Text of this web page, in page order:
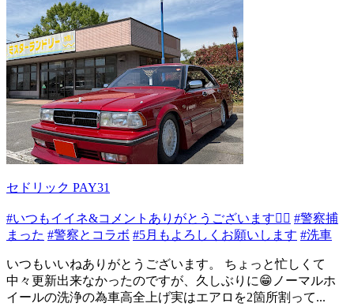
セドリック PAY31
#いつもイイネ&コメントありがとうございます🙇‍♂️ #警察捕
まった #警察とコラボ #5月もよろしくお願いします #洗車
いつもいいねありがとうございます。 ちょっと忙しくて
中々更新出来なかったのですが、久しぶりに😁ノーマルホ
イールの洗浄の為車高全上げ実はエアロを2箇所割って...